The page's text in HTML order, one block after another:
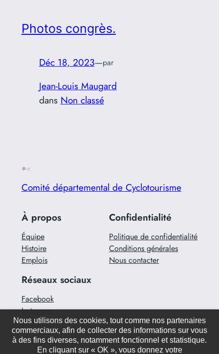
Photos congrès.
Déc 18, 2023—par
Jean-Louis Maugard
dans Non classé
Comité départemental de Cyclotourisme
À propos
Équipe
Histoire
Emplois
Confidentialité
Politique de confidentialité
Conditions générales
Nous contacter
Réseaux sociaux
Facebook
Instagram
Twitter/X
Nous utilisons des cookies, tout comme nos partenaires
commerciaux, afin de collecter des informations sur vous
à des fins diverses, notamment fonctionnel et statistique.
En cliquant sur « OK », vous donnez votre